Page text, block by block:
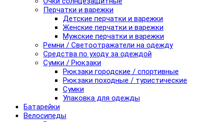
Перчатки и варежки
Детские перчатки и варежки
Женские перчатки и варежки
Мужские перчатки и варежки
Ремни / Светоотражатели на одежду
Средства по уходу за одеждой
Сумки / Рюкзаки
Рюкзаки городские / спортивные
Рюкзаки походные / туристические
Сумки
Упаковка для одежды
Батарейки
Велосипеды